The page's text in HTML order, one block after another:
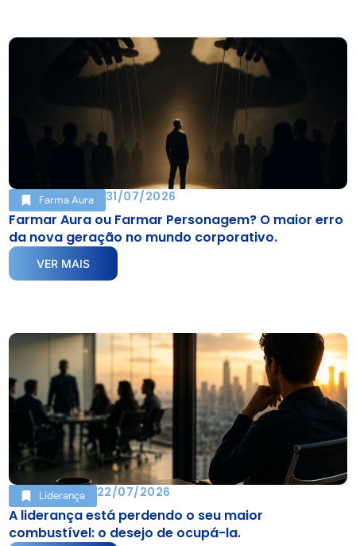
Farma Aura 31/07/2026
Farmar Aura ou Farmar Personagem? O maior erro
da nova geração no mundo corporativo.
VER MAIS
Liderança 22/07/2026
A liderança está perdendo o seu maior
combustível: o desejo de ocupá-la.